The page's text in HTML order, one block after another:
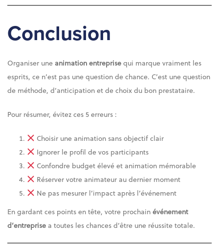
Conclusion
Organiser une animation entreprisequi marque vraiment les
esprits, ce n’est pas une question de chance. C’est une question
de méthode, d’anticipation et de choix du bon prestataire.
Pour résumer, évitez ces 5 erreurs :
Choisir une animation sans objectif clair
Ignorer le profil de vos participants
Confondre budget élevé et animation mémorable
Réserver votre animateur au dernier moment
Ne pas mesurer l’impact après l’événement
En gardant ces points en tête, votre prochainévénement
d’entreprise a toutes les chances d’être une réussite totale.